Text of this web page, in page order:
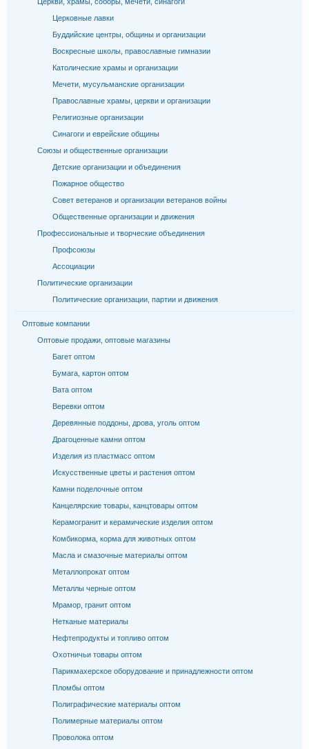
Церковные лавки
Буддийские центры, общины и организации
Воскресные школы, православные гимназии
Католические храмы и организации
Мечети, мусульманские организации
Православные храмы, церкви и организации
Религиозные организации
Синагоги и еврейские общины
Союзы и общественные организации
Детские организации и объединения
Пожарное общество
Совет ветеранов и организации ветеранов войны
Общественные организации и движения
Профессиональные и творческие объединения
Профсоюзы
Ассоциации
Политические организации
Политические организации, партии и движения
Оптовые компании
Оптовые продажи, оптовые магазины
Багет оптом
Бумага, картон оптом
Вата оптом
Веревки оптом
Деревянные поддоны, дрова, уголь оптом
Драгоценные камни оптом
Изделия из пластмасс оптом
Искусственные цветы и растения оптом
Камни поделочные оптом
Канцелярские товары, канцтовары оптом
Керамогранит и керамические изделия оптом
Комбикорма, корма для животных оптом
Масла и смазочные материалы оптом
Металлопрокат оптом
Металлы черные оптом
Мрамор, гранит оптом
Нетканые материалы
Нефтепродукты и топливо оптом
Охотничьи товары оптом
Парикмахерское оборудование и принадлежности оптом
Пломбы оптом
Полиграфические материалы оптом
Полимерные материалы оптом
Проволока оптом